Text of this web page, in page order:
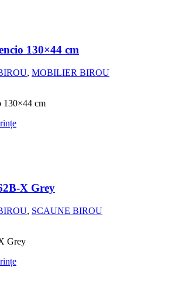
130×44 cm
, MOBILIER BIROU
130×44 cm
X Grey
, SCAUNE BIROU
Grey